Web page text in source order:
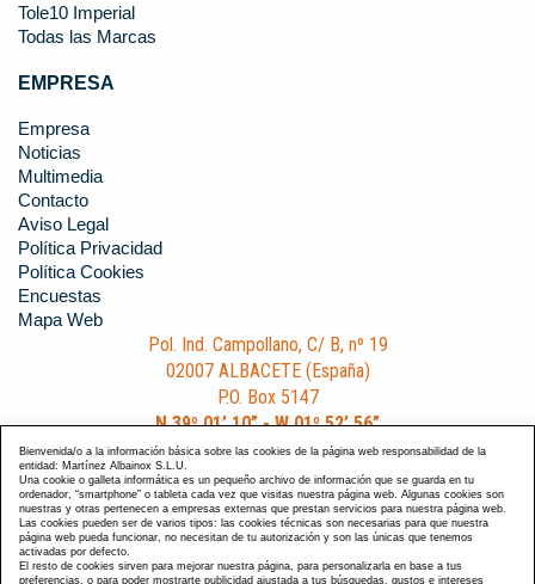
Tole10 Imperial
Todas las Marcas
EMPRESA
Empresa
Noticias
Multimedia
Contacto
Aviso Legal
Política Privacidad
Política Cookies
Encuestas
Mapa Web
Pol. Ind. Campollano, C/ B, nº 19
02007 ALBACETE (España)
P.O. Box 5147
N 39º 01’ 10” - W 01º 52’ 56”
Teléfono: +34 967 191 404
Fax: +34 967 191 059
e-Mail: contacto@albainox.com
Bienvenida/o a la información básica sobre las cookies de la página web responsabilidad de la
entidad: Martínez Albainox S.L.U.
Una cookie o galleta informática es un pequeño archivo de información que se guarda en tu
ordenador, “smartphone” o tableta cada vez que visitas nuestra página web. Algunas cookies son
nuestras y otras pertenecen a empresas externas que prestan servicios para nuestra página web.
Las cookies pueden ser de varios tipos: las cookies técnicas son necesarias para que nuestra
página web pueda funcionar, no necesitan de tu autorización y son las únicas que tenemos
activadas por defecto.
El resto de cookies sirven para mejorar nuestra página, para personalizarla en base a tus
preferencias, o para poder mostrarte publicidad ajustada a tus búsquedas, gustos e intereses